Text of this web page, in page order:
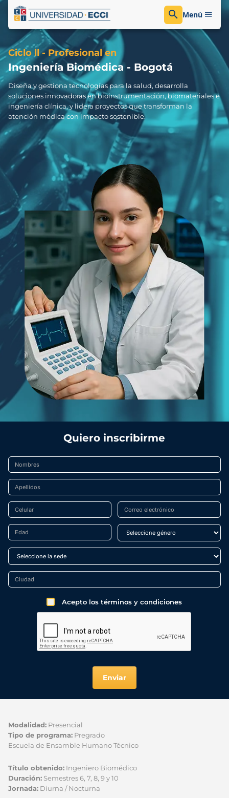
Menú
Ciclo ll - Profesional en
Ingeniería Biomédica - Bogotá
Diseña y gestiona tecnologías para la salud, desarrolla
soluciones innovadoras en bioinstrumentación, biomateriales e
ingeniería clínica, y lidera proyectos que transforman la
atención médica con impacto sostenible.
Quiero inscribirme
Acepto los términos y condiciones
Enviar
Modalidad: Presencial
Tipo de programa: Pregrado
Escuela de Ensamble Humano Técnico
Título obtenido: Ingeniero Biomédico
Duración: Semestres 6, 7, 8, 9 y 10
Jornada: Diurna / Nocturna